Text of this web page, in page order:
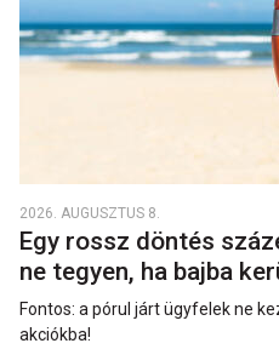
2026. AUGUSZTUS 8.
Egy rossz döntés
ne tegyen, ha bajba
Fontos: a pórul járt ügyfelek ne
akciókba!